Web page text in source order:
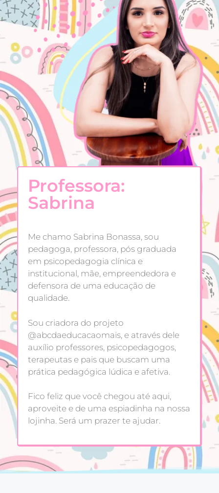
Professora:
Sabrina
Me chamo Sabrina Bonassa, sou
pedagoga, professora, pós graduada
em psicopedagogia clínica e
institucional, mãe, empreendedora e
defensora de uma educação de
qualidade.
Sou criadora do projeto
@abcdaeducacaomais, e através dele
auxílio professores, psicopedagogos,
terapeutas e pais que buscam uma
prática pedagógica lúdica e afetiva.
Fico feliz que você chegou até aqui,
aproveite e de uma espiadinha na nossa
lojinha. Será um prazer te ajudar.